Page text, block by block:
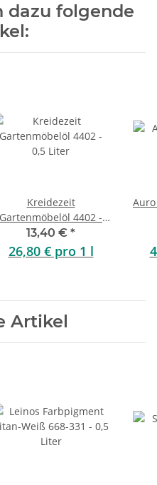
dazu folgende
Kreidezeit
Gartenmöbelöl 4402 -
0,5 Liter
13,40 € *
26,80 € pro 1 l
Artikel